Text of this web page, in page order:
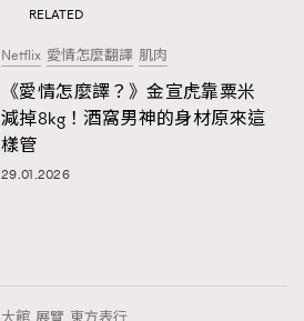
RELATED
Netflix 愛情怎麼翻譯 肌肉
《愛情怎麼譯？》金宣虎靠粟米
減掉8kg！酒窩男神的身材原來這
樣管
29.01.2026
大館 展覽 東方表行